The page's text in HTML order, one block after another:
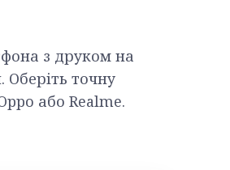
з друком на
Оберіть точну
або Realme.